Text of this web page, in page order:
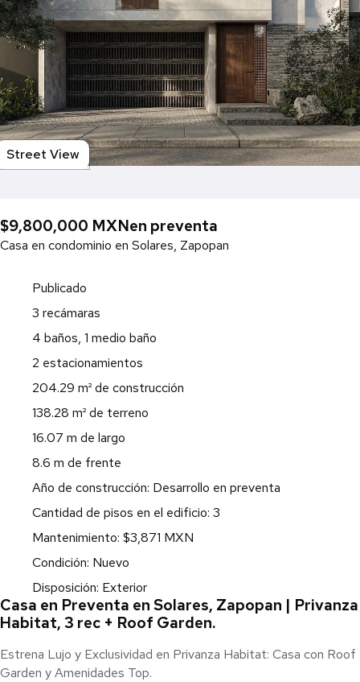
Street View
$9,800,000 MXNen preventa
Casa en condominio en Solares, Zapopan
Publicado
3 recámaras
4 baños, 1 medio baño
2 estacionamientos
204.29 m² de construcción
138.28 m² de terreno
16.07 m de largo
8.6 m de frente
Año de construcción: Desarrollo en preventa
Cantidad de pisos en el edificio: 3
Mantenimiento: $3,871 MXN
Condición: Nuevo
Disposición: Exterior
Casa en Preventa en Solares, Zapopan | Privanza
Habitat, 3 rec + Roof Garden.
Estrena Lujo y Exclusividad en Privanza Habitat: Casa con Roof
Garden y Amenidades Top.